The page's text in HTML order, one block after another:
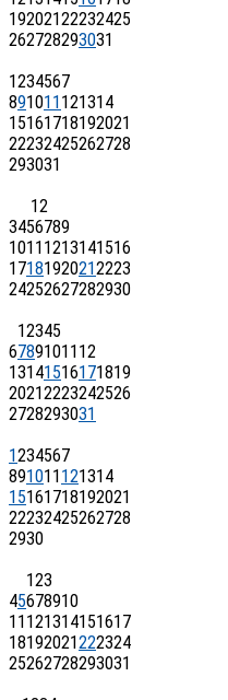
19202122232425
262728293031
1234567
891011 121314
15161718192021
22232425262728
293031
12
3456789
1011 1213141516
17181920212223
24252627282930
12345
67891011 12
13141516171819
20212223242526
2728293031
1234567
891011 121314
15161718192021
22232425262728
2930
123
45678910
11 121314151617
18192021222324
25262728293031